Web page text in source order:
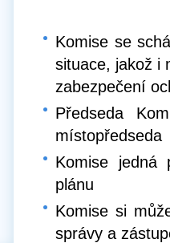
Komise se
situace, jakož i
zabezpečení
Předseda
místopředseda
Komise jedná
plánu
Komise si
správy a